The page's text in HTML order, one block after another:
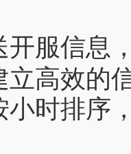
开服信息
立高效的
小时排序